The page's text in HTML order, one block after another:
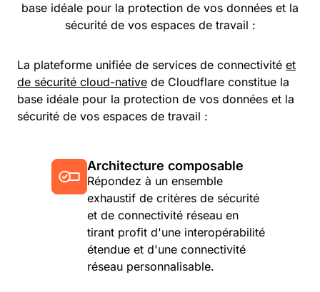
base idéale pour la protection de vos données et la
sécurité de vos espaces de travail :
La plateforme unifiée de services de connectivité et
de sécurité cloud-native de Cloudflare constitue la
base idéale pour la protection de vos données et la
sécurité de vos espaces de travail :
Architecture composable
Répondez à un ensemble
exhaustif de critères de sécurité
et de connectivité réseau en
tirant profit d'une interopérabilité
étendue et d'une connectivité
réseau personnalisable.